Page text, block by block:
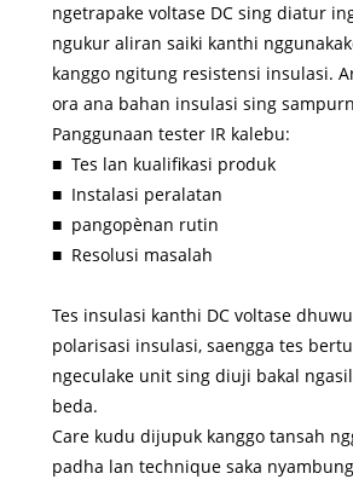
ngetrapake voltase DC sing diatur
ngukur aliran saiki kanthi
kanggo ngitung resistensi insulasi.
ora ana bahan insulasi sing
Panggunaan tester IR kalebu:
■ Tes lan kualifikasi produk
■ Instalasi peralatan
■ pangopènan rutin
■ Resolusi masalah
Tes insulasi kanthi DC voltase
polarisasi insulasi, saengga tes
ngeculake unit sing diuji bakal
beda.
Care kudu dijupuk kanggo tansah
padha lan technique saka